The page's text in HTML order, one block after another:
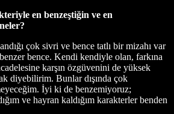
en benzeştiğin ve en
çok sivri ve bence tatlı bir mizahı var
bence. Kendi kendiyle olan, farkına
karşın özgüvenini de yüksek
diyebilirim. Bunlar dışında çok
İyi ki de benzemiyoruz;
ve hayran kaldığım karakterler benden